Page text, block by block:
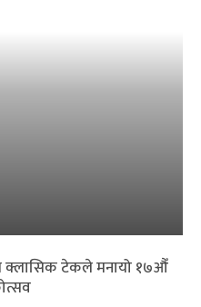
क्लासिक टेकले मनायो १७औँ